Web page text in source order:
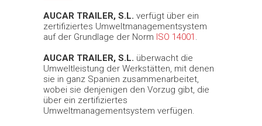
AUCAR TRAILER, S.L. verfügt über ein
zertifiziertes Umweltmanagementsystem
auf der Grundlage der Norm ISO 14001 .
AUCAR TRAILER, S.L. überwacht die
Umweltleistung der Werkstätten, mit denen
sie in ganz Spanien zusammenarbeitet,
wobei sie denjenigen den Vorzug gibt, die
über ein zertifiziertes
Umweltmanagementsystem verfügen.